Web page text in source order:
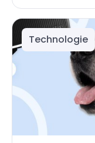
Technologie